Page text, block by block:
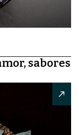
sabores